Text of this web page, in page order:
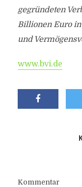
gegründeten
Billionen Euro
und
www.bvi.de
Kommentar